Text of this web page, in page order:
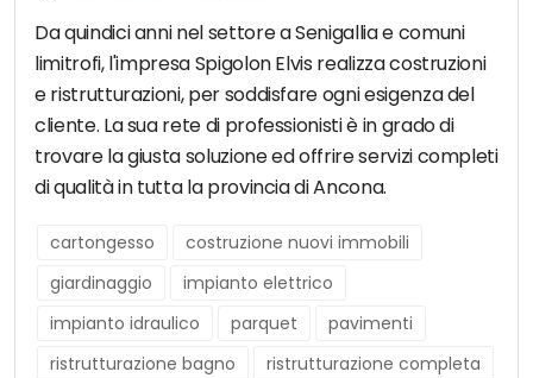
Da quindici anni nel settore a Senigallia e comuni
limitrofi, l'impresa Spigolon Elvis realizza costruzioni
e ristrutturazioni, per soddisfare ogni esigenza del
cliente. La sua rete di professionisti è in grado di
trovare la giusta soluzione ed offrire servizi completi
di qualità in tutta la provincia di Ancona.
cartongesso
costruzione nuovi immobili
giardinaggio
impianto elettrico
impianto idraulico
parquet
pavimenti
ristrutturazione bagno
ristrutturazione completa